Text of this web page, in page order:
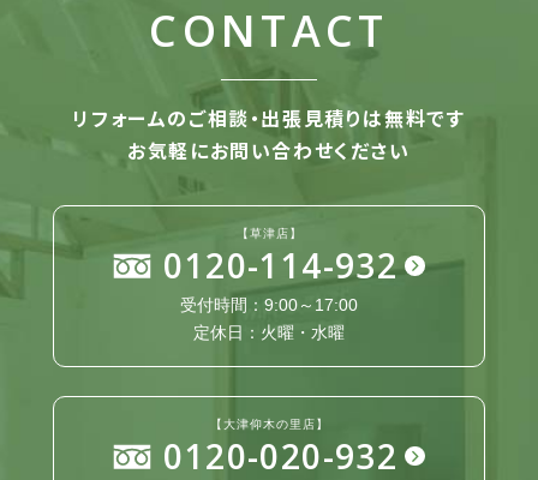
CONTACT
リフォームのご相談・出張見積りは無料です
お気軽にお問い合わせください
【草津店】
0120-114-932
受付時間：9:00～17:00
定休日：火曜・水曜
【大津仰木の里店】
0120-020-932